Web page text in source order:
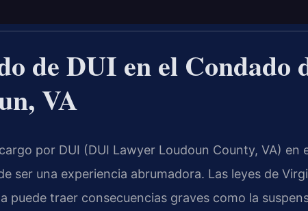
de DUI en el Condado
VA
por DUI (DUI Lawyer Loudoun County, VA) en
ser una experiencia abrumadora. Las leyes de
puede traer consecuencias graves como la